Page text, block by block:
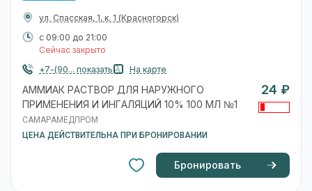
ул. Спасская, 1, к. 1 (Красногорск)
с 09:00 до 21:00
Сейчас закрыто
+7-(90... показать
На карте
АММИАК РАСТВОР ДЛЯ НАРУЖНОГО
ПРИМЕНЕНИЯ И ИНГАЛЯЦИЙ 10% 100 МЛ №1
САМАРАМЕДПРОМ
ЦЕНА ДЕЙСТВИТЕЛЬНА ПРИ БРОНИРОВАНИИ
24 ₽
Бронировать